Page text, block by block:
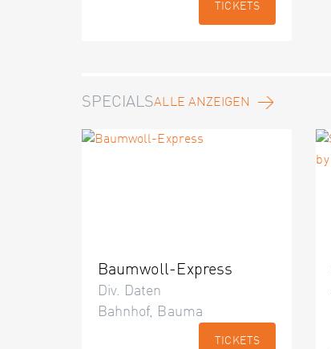
TICKETS
SPECIALSALLE ANZEIGEN
Baumwoll-Express
Div. Daten
Bahnhof, Bauma
TICKETS